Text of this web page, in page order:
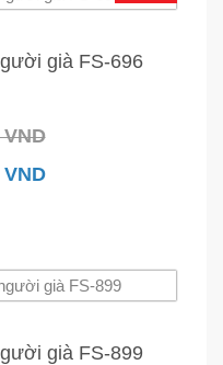
già FS-696
VND
già FS-899